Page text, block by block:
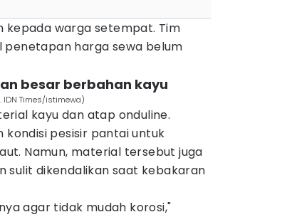
kepada warga setempat. Tim
harga sewa belum
besar berbahan kayu
IDN Times/istimewa)
kayu dan atap onduline.
kondisi pesisir pantai untuk
Namun, material tersebut juga
sulit dikendalikan saat kebakaran
agar tidak mudah korosi,"